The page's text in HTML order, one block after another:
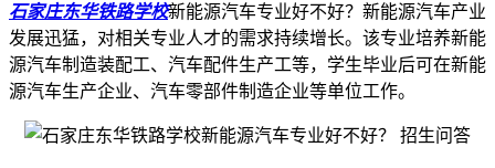
石家庄东华铁路学校新能源汽车专业好不好？新能源汽车产业
发展迅猛，对相关专业人才的需求持续增长。该专业培养新能
源汽车制造装配工、汽车配件生产工等，学生毕业后可在新能
源汽车生产企业、汽车零部件制造企业等单位工作。